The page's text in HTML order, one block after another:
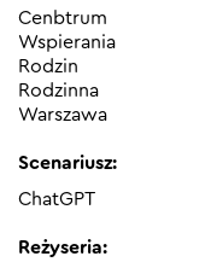
Cenbtrum
Wspierania
Rodzin
Rodzinna
Warszawa
Scenariusz:
ChatGPT
Reżyseria: